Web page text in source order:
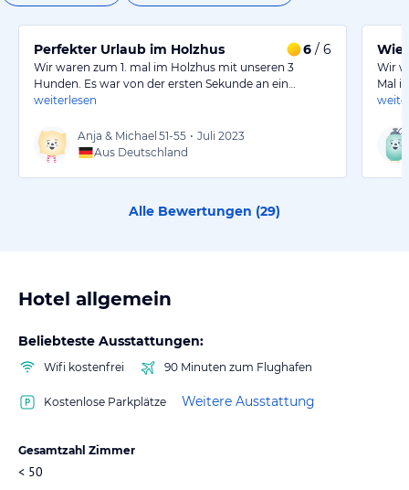
Perfekter Urlaub im Holzhus 6 / 6
Wir waren zum 1. mal im Holzhus mit unseren 3
Hunden. Es war von der ersten Sekunde an ein…
weiterlesen
Anja & Michael 51-55 • Juli 2023
Aus Deutschland
Wir
Mal
Alle Bewertungen (29)
Hotel allgemein
Beliebteste Ausstattungen:
Wifi kostenfrei 90 Minuten zum Flughafen
Kostenlose Parkplätze Weitere Ausstattung
Gesamtzahl Zimmer
< 50